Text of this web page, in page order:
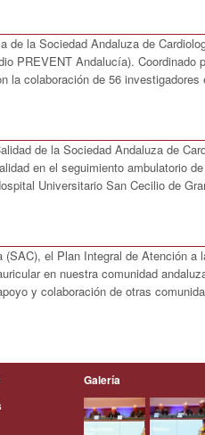
la Sociedad Andaluza de
PREVENT Andalucía).
colaboración de 56
de la Sociedad Andaluza de
en el seguimiento ambulatorio
Universitario San Cecilio de
el Plan Integral de Atención
en nuestra comunidad
y colaboración de otras
Galería